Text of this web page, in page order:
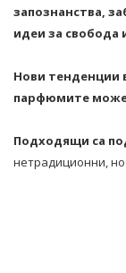
запознанства,
идеи за свобода
Нови тенденции
парфюмите може
Подходящи са
нетрадиционни, но